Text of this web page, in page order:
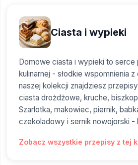
Ciasta i wypieki
Domowe ciasta i wypieki to serce
kulinarnej - słodkie wspomnienia
naszej kolekcji znajdziesz
ciasta drożdżowe, kruche,
Szarlotka, makowiec, piernik,
czekoladowy i sernik nowojorski -
Zobacz wszystkie przepisy z tej